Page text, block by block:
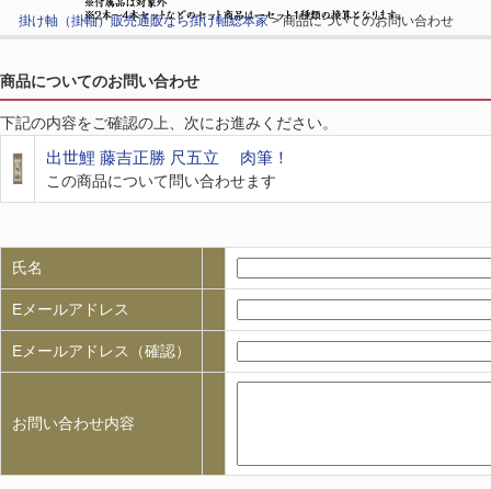
掛け軸（掛軸）販売通販なら掛け軸総本家> 商品についてのお問い合わせ
商品についてのお問い合わせ
下記の内容をご確認の上、次にお進みください。
出世鯉 藤吉正勝 尺五立 肉筆！
この商品について問い合わせます
氏名
Eメールアドレス
Eメールアドレス（確認）
お問い合わせ内容